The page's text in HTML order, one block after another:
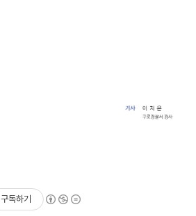
구독하기